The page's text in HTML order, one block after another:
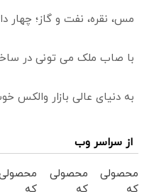
مس، نقره، نفت و گاز؛ چهار
با صاب ملک می تونی در
به دنیای عالی بازار والکس
از سراسر وب
محصولی
محصولی